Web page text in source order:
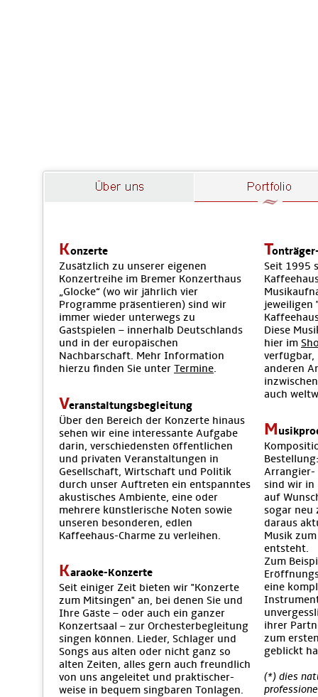
Konzerte
Zusätzlich zu unserer eigenen
Konzertreihe im Bremer Konzerthaus
„Glocke“ (wo wir jährlich vier
Programme präsentieren) sind wir
immer wieder unterwegs zu
Gastspielen – innerhalb Deutschlands
und in der europäischen
Nachbarschaft. Mehr Information
hierzu finden Sie unter Termine.
Veranstaltungsbegleitung
Über den Bereich der Konzerte hinaus
sehen wir eine interessante Aufgabe
darin, verschiedensten öffentlichen
und privaten Veranstaltungen in
Gesellschaft, Wirtschaft und Politik
durch unser Auftreten ein entspanntes
akustisches Ambiente, eine oder
mehrere künstlerische Noten sowie
unseren besonderen, edlen
Kaffeehaus-Charme zu verleihen.
Karaoke-Konzerte
Seit einiger Zeit bieten wir "Konzerte
zum Mitsingen" an, bei denen Sie und
Ihre Gäste – oder auch ein ganzer
Konzertsaal – zur Orchesterbegleitung
singen können. Lieder, Schlager und
Songs aus alten oder nicht ganz so
alten Zeiten, alles gern auch freundlich
von uns angeleitet und praktischer-
weise in bequem singbaren Tonlagen.
T
Seit 1995
jeweiligen
Diese
hier im
verfügbar,
anderen
auch
M
Arrangier-
sind wir in
auf
sogar neu
daraus
Musik
entsteht.
Zum
eine
ihrer
zum
geblickt
(*) dies